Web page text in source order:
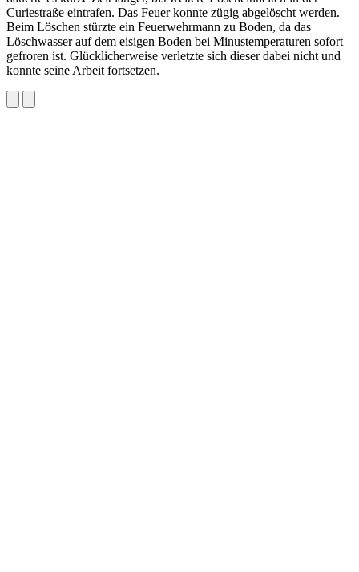
Curiestraße eintrafen. Das Feuer konnte zügig abgelöscht werden.
Beim Löschen stürzte ein Feuerwehrmann zu Boden, da das
Löschwasser auf dem eisigen Boden bei Minustemperaturen sofort
gefroren ist. Glücklicherweise verletzte sich dieser dabei nicht und
konnte seine Arbeit fortsetzen.